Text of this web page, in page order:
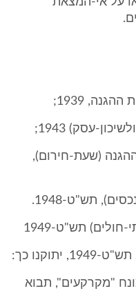
עסק) 1943;
118 לתקנות ההגנה (שעת-חירום),
תש"ט-1948.
כך:
המונח "מקרקעים", תבוא